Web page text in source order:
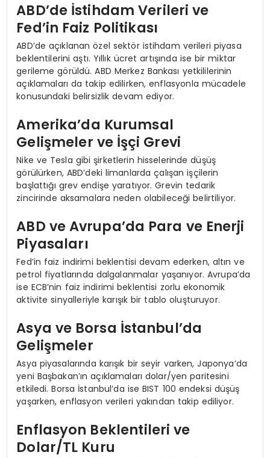
ABD’de İstihdam Verileri ve
Fed’in Faiz Politikası
ABD’de açıklanan özel sektör istihdam verileri piyasa
beklentilerini aştı. Yıllık ücret artışında ise bir miktar
gerileme görüldü. ABD Merkez Bankası yetkililerinin
açıklamaları da takip edilirken, enflasyonla mücadele
konusundaki belirsizlik devam ediyor.
Amerika’da Kurumsal
Gelişmeler ve İşçi Grevi
Nike ve Tesla gibi şirketlerin hisselerinde düşüş
görülürken, ABD’deki limanlarda çalışan işçilerin
başlattığı grev endişe yaratıyor. Grevin tedarik
zincirinde aksamalara neden olabileceği belirtiliyor.
ABD ve Avrupa’da Para ve Enerji
Piyasaları
Fed’in faiz indirimi beklentisi devam ederken, altın ve
petrol fiyatlarında dalgalanmalar yaşanıyor. Avrupa’da
ise ECB’nin faiz indirimi beklentisi zorlu ekonomik
aktivite sinyalleriyle karışık bir tablo oluşturuyor.
Asya ve Borsa İstanbul’da
Gelişmeler
Asya piyasalarında karışık bir seyir varken, Japonya’da
yeni Başbakan’ın açıklamaları dolar/yen paritesini
etkiledi. Borsa İstanbul’da ise BIST 100 endeksi düşüş
yaşarken, enflasyon verileri yakından takip ediliyor.
Enflasyon Beklentileri ve
Dolar/TL Kuru